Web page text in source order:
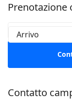
Prenotazione
Contatto